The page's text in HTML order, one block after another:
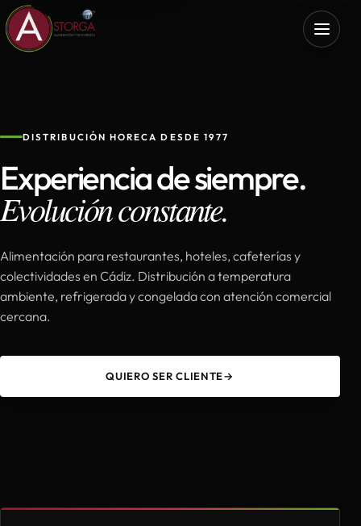
DISTRIBUCIÓN HORECA DESDE 1977
Experiencia de siempre.
Evolución constante.
Alimentación para restaurantes, hoteles, cafeterías y
colectividades en Cádiz. Distribución a temperatura
ambiente, refrigerada y congelada con atención comercial
cercana.
QUIERO SER CLIENTE→